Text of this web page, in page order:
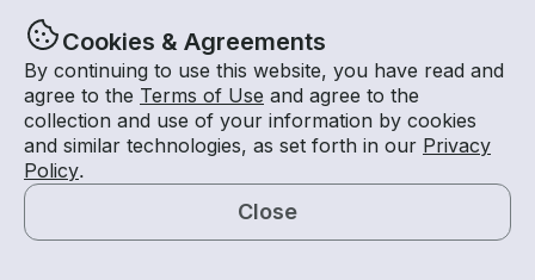
Cookies & Agreements
By continuing to use this website, you have read and
agree to the Terms of Use and agree to the
collection and use of your information by cookies
and similar technologies, as set forth in our Privacy
Policy.
Close
© Getmyboat 2026利用規約プライバシー規約